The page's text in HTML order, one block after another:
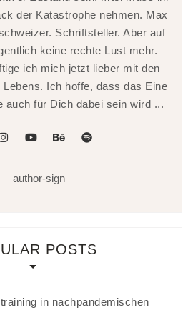
der Katastrophe nehmen. Max
Schriftsteller. Aber auf
keine rechte Lust mehr.
ich mich jetzt lieber mit den
Ich hoffe, dass das Eine
auch für Dich dabei sein wird ...
POSTS
in nachpandemischen